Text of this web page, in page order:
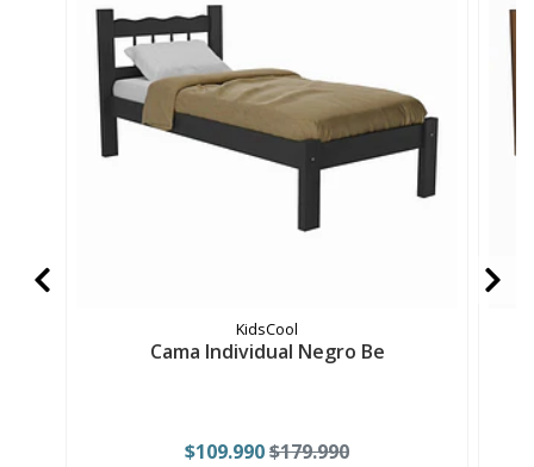
KidsCool
Cama Individual Negro Be
$109.990$179.990